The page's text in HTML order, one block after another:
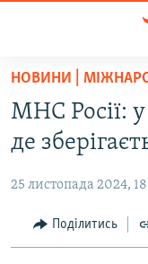
Перейти
основного
матеріалу
до
навігації
Перейти
ВСЕ ЗА ДОБУ
ПОЛІТИКА
ЕКОНОМІКА
ВІЙНА
РОСІЙСЬКА
НОВИНИ |
МНС Росії:
де
25 листопада 2024,
Поділитись